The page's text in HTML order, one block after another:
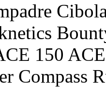
150
Compass